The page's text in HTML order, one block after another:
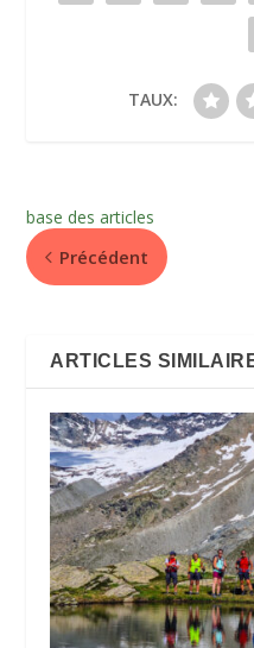
TAUX:
base des articles
Précédent
ARTICLES